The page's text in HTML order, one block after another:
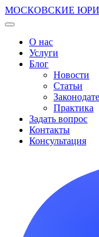
МОСКОВСКИЕ
О нас
Услуги
Блог
Новости
Статьи
Практика
Задать вопрос
Контакты
Консультация